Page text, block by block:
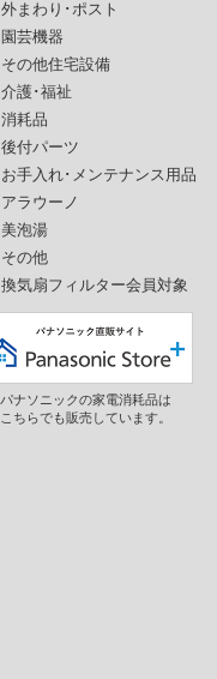
外まわり･ポスト
園芸機器
その他住宅設備
介護･福祉
消耗品
後付パーツ
お手入れ･メンテナンス用品
アラウーノ
美泡湯
その他
換気扇フィルター会員対象
パナソニックの家電消耗品は
こちらでも販売しています。